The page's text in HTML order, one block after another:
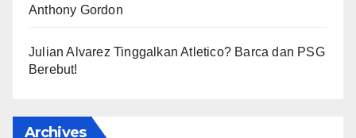
Anthony Gordon
Julian Alvarez Tinggalkan Atletico? Barca dan PSG
Berebut!
Archives